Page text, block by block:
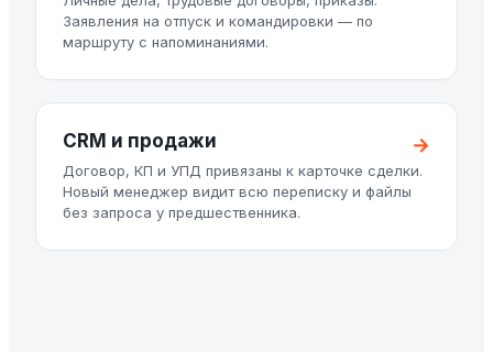
Заявления на отпуск и командировки — по
маршруту с напоминаниями.
CRM и продажи
Договор, КП и УПД привязаны к карточке сделки.
Новый менеджер видит всю переписку и файлы
без запроса у предшественника.